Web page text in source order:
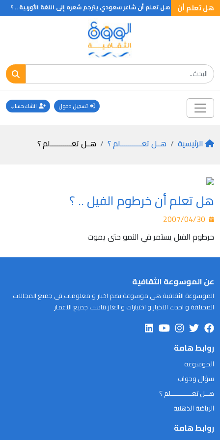
هل تعلم أن
الأسبوع هل تعلم أن شاعر سعودي يترجم شعره إلى اللغة الأوربية .. ؟
تسجيل دخول انشاء حساب
الرئيسية هــل تعـــــــــــلم ؟ هــل تعـــــــــــلم ؟
هل تعلم أن خرطوم الفيل .. ؟
خرطوم الفيل يستمر في النمو حتى يموت
عن الموسوعة الثقافية
الموسوعة الثقافية هى موسوعة تضم اخبار و معلومات فى جميع المجالات
المختلفة و احدث الاخبار و اختبارات و الغاز تناسب جميع الاعمار
روابط هامة
الموسوعة
سؤال وجواب
هــل تعـــــــــــلم ؟
الرياضة الذهنية
روابط هامة